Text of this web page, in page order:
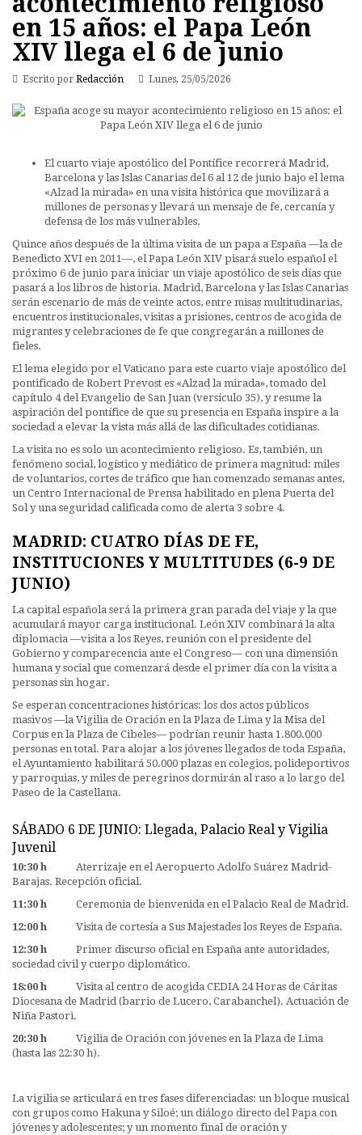
en 15 años: el Papa León
XIV llega el 6 de junio
Escrito por Redacción Lunes, 25/05/2026
El cuarto viaje apostólico del Pontífice recorrerá Madrid,
Barcelona y las Islas Canarias del 6 al 12 de junio bajo el lema
«Alzad la mirada» en una visita histórica que movilizará a
millones de personas y llevará un mensaje de fe, cercanía y
defensa de los más vulnerables.
Quince años después de la última visita de un papa a España —la de
Benedicto XVI en 2011—, el Papa León XIV pisará suelo español el
próximo 6 de junio para iniciar un viaje apostólico de seis días que
pasará a los libros de historia. Madrid, Barcelona y las Islas Canarias
serán escenario de más de veinte actos, entre misas multitudinarias,
encuentros institucionales, visitas a prisiones, centros de acogida de
migrantes y celebraciones de fe que congregarán a millones de
fieles.
El lema elegido por el Vaticano para este cuarto viaje apostólico del
pontificado de Robert Prevost es «Alzad la mirada», tomado del
capítulo 4 del Evangelio de San Juan (versículo 35), y resume la
aspiración del pontífice de que su presencia en España inspire a la
sociedad a elevar la vista más allá de las dificultades cotidianas.
La visita no es solo un acontecimiento religioso. Es, también, un
fenómeno social, logístico y mediático de primera magnitud: miles
de voluntarios, cortes de tráfico que han comenzado semanas antes,
un Centro Internacional de Prensa habilitado en plena Puerta del
Sol y una seguridad calificada como de alerta 3 sobre 4.
MADRID: CUATRO DÍAS DE FE,
INSTITUCIONES Y MULTITUDES (6-9 DE
JUNIO)
La capital española será la primera gran parada del viaje y la que
acumulará mayor carga institucional. León XIV combinará la alta
diplomacia —visita a los Reyes, reunión con el presidente del
Gobierno y comparecencia ante el Congreso— con una dimensión
humana y social que comenzará desde el primer día con la visita a
personas sin hogar.
Se esperan concentraciones históricas: los dos actos públicos
masivos —la Vigilia de Oración en la Plaza de Lima y la Misa del
Corpus en la Plaza de Cibeles— podrían reunir hasta 1.800.000
personas en total. Para alojar a los jóvenes llegados de toda España,
el Ayuntamiento habilitará 50.000 plazas en colegios, polideportivos
y parroquias, y miles de peregrinos dormirán al raso a lo largo del
Paseo de la Castellana.
SÁBADO 6 DE JUNIO: Llegada, Palacio Real y Vigilia
Juvenil
10:30 h Aterrizaje en el Aeropuerto Adolfo Suárez Madrid-
Barajas. Recepción oficial.
11:30 h Ceremonia de bienvenida en el Palacio Real de Madrid.
12:00 h Visita de cortesía a Sus Majestades los Reyes de España.
12:30 h Primer discurso oficial en España ante autoridades,
sociedad civil y cuerpo diplomático.
18:00 h Visita al centro de acogida CEDIA 24 Horas de Cáritas
Diocesana de Madrid (barrio de Lucero, Carabanchel). Actuación de
Niña Pastori.
20:30 h Vigilia de Oración con jóvenes en la Plaza de Lima
(hasta las 22:30 h).
La vigilia se articulará en tres fases diferenciadas: un bloque musical
con grupos como Hakuna y Siloé; un diálogo directo del Papa con
jóvenes y adolescentes; y un momento final de oración y